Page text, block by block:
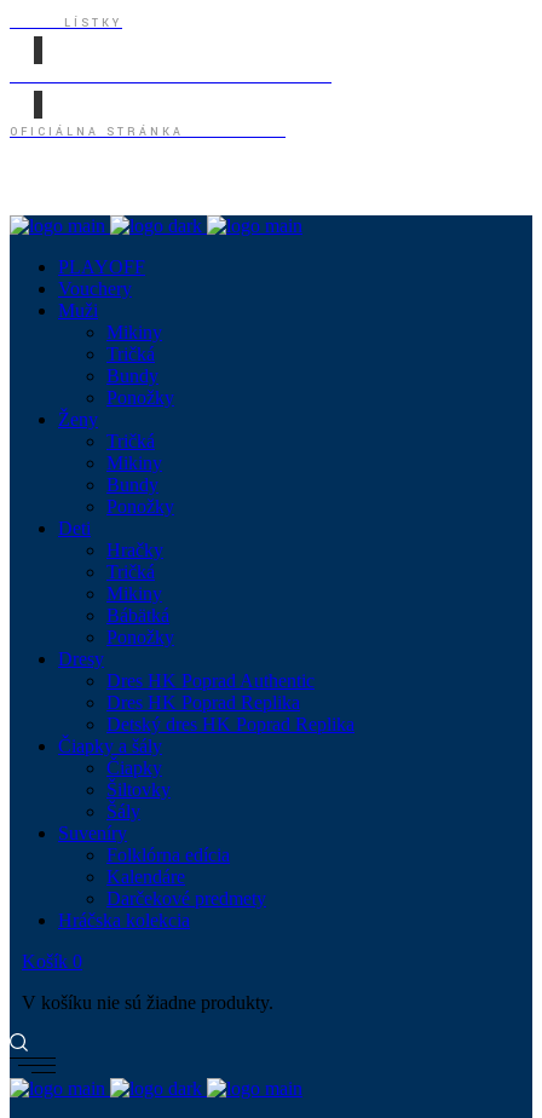
LÍSTKY
OFICIÁLNA STRÁNKA
PLAYOFF
Vouchery
Muži
Mikiny
Tričká
Bundy
Ponožky
Ženy
Tričká
Mikiny
Bundy
Ponožky
Deti
Hračky
Tričká
Mikiny
Bábätká
Ponožky
Dresy
Dres HK Poprad Authentic
Dres HK Poprad Replika
Detský dres HK Poprad Replika
Čiapky a šály
Čiapky
Šiltovky
Šály
Suveníry
Folklórna edícia
Kalendáre
Darčekové predmety
Hráčska kolekcia
Košík 0
V košíku nie sú žiadne produkty.